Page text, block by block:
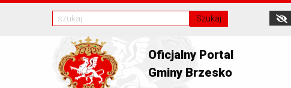
Szukaj
Oficjalny Portal
Gminy Brzesko